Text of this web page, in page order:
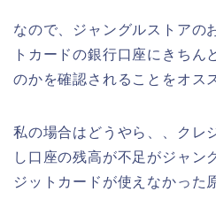
なので、ジャングルストアの
トカードの銀行口座にきちん
のかを確認されることをオス
私の場合はどうやら、、クレ
し口座の残高が不足がジャン
ジットカードが使えなかった